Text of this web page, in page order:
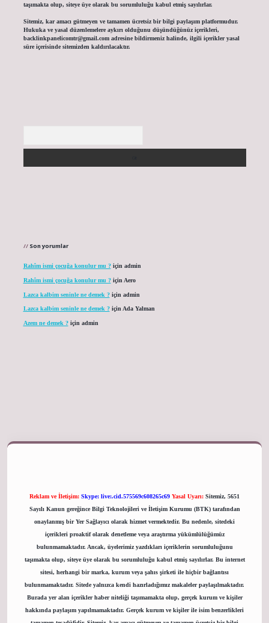
taşımakta olup, siteye üye olarak bu sorumluluğu kabul etmiş sayılırlar.
Sitemiz, kar amacı gütmeyen ve tamamen ücretsiz bir bilgi paylaşım platformudur.
Hukuka ve yasal düzenlemelere aykırı olduğunu düşündüğünüz içerikleri,
backlinkpanelicomtr@gmail.comadresine bildirmeniz halinde, ilgili içerikler yasal
süre içerisinde sitemizden kaldırılacaktır.
Son yorumlar
Rahîm ismi çocuğa konulur mu ?için admin
Rahîm ismi çocuğa konulur mu ?için Aero
Lazca kalbim seninle ne demek ?için admin
Lazca kalbim seninle ne demek ?için Ada Yalman
Azem ne demek ?için admin
Reklam ve İletişim: Skype: live:.cid.575569c608265c69 Yasal Uyarı: Sitemiz, 5651
Sayılı Kanun gereğince Bilgi Teknolojileri ve İletişim Kurumu (BTK) tarafından
onaylanmış bir Yer Sağlayıcı olarak hizmet vermektedir. Bu nedenle, sitedeki
içerikleri proaktif olarak denetleme veya araştırma yükümlülüğümüz
bulunmamaktadır. Ancak, üyelerimiz yazdıkları içeriklerin sorumluluğunu
taşımakta olup, siteye üye olarak bu sorumluluğu kabul etmiş sayılırlar. Bu internet
sitesi, herhangi bir marka, kurum veya şahıs şirketi ile hiçbir bağlantısı
bulunmamaktadır. Sitede yalnızca kendi hazırladığımız makaleler paylaşılmaktadır.
Burada yer alan içerikler haber niteliği taşımamakta olup, gerçek kurum ve kişiler
hakkında paylaşım yapılmamaktadır. Gerçek kurum ve kişiler ile isim benzerlikleri